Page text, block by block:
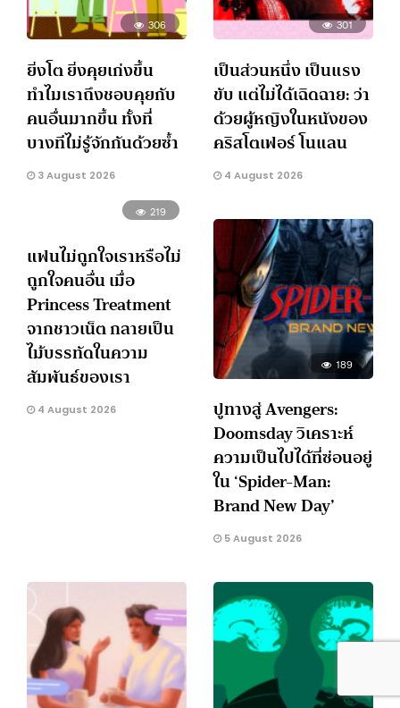
306
ยิ่งโต ยิ่งคุยเก่งขึ้น
ทำไมเราถึงชอบคุยกับ
คนอื่นมากขึ้น ทั้งที่
บางทีไม่รู้จักกันด้วยซ้ำ
3 August 2026
301
เป็นส่วนหนึ่ง เป็นแรง
ขับ แต่ไม่ได้เฉิดฉาย: ว่า
ด้วยผู้หญิงในหนังของ
คริสโตเฟอร์ โนแลน
4 August 2026
219
แฟนไม่ถูกใจเราหรือไม่
ถูกใจคนอื่น เมื่อ
Princess Treatment
จากชาวเน็ต กลายเป็น
ไม้บรรทัดในความ
สัมพันธ์ของเรา
4 August 2026
189
ปูทางสู่ Avengers:
Doomsday วิเคราะห์
ความเป็นไปได้ที่ซ่อนอยู่
ใน ‘Spider-Man:
Brand New Day’
5 August 2026